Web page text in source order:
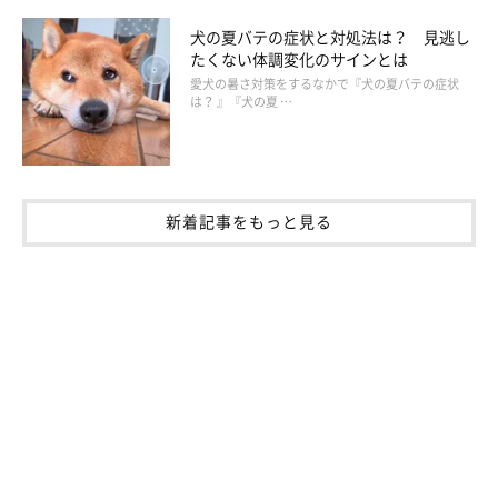
犬の夏バテの症状と対処法は？ 見逃し
たくない体調変化のサインとは
愛犬の暑さ対策をするなかで『犬の夏バテの症状
は？ 』『犬の夏 …
新着記事をもっと見る